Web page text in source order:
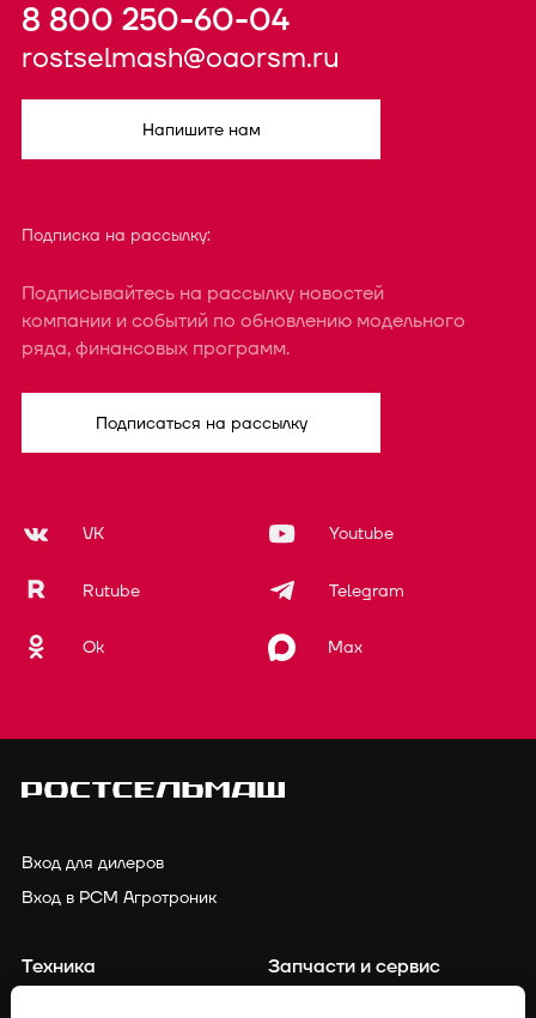
8 800 250-60-04
rostselmash@oaorsm.ru
Напишите нам
Подписка на рассылку:
Подписывайтесь на рассылку новостей
компании и событий по обновлению модельного
ряда, финансовых программ.
Подписаться на рассылку
VK Youtube
Rutube Telegram
Ok Max
Вход для дилеров
Вход в РСМ Агротроник
Техника
Запчасти и сервис